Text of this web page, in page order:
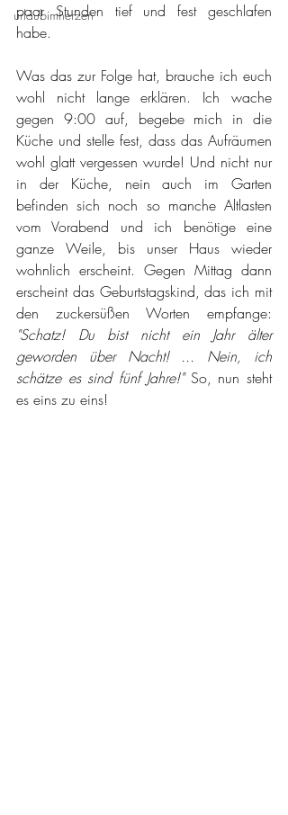
urlaubimherzen
paar Stunden tief und fest geschlafen
habe.
Was das zur Folge hat, brauche ich euch
wohl nicht lange erklären. Ich wache
gegen 9:00 auf, begebe mich in die
Küche und stelle fest, dass das Aufräumen
wohl glatt vergessen wurde! Und nicht nur
in der Küche, nein auch im Garten
befinden sich noch so manche Altlasten
vom Vorabend und ich benötige eine
ganze Weile, bis unser Haus wieder
wohnlich erscheint. Gegen Mittag dann
erscheint das Geburtstagskind, das ich mit
"Schatz! Du bist nicht ein Jahr älter
geworden über Nacht! ... Nein, ich
schätze es sind fünf Jahre!" So, nun steht
es eins zu eins!